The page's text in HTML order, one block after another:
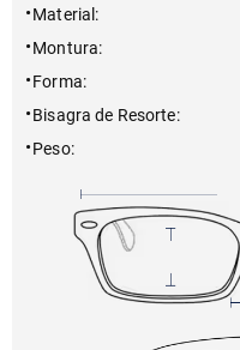
Material :
Montura:
Forma:
Bisagra de Resorte:
Peso: